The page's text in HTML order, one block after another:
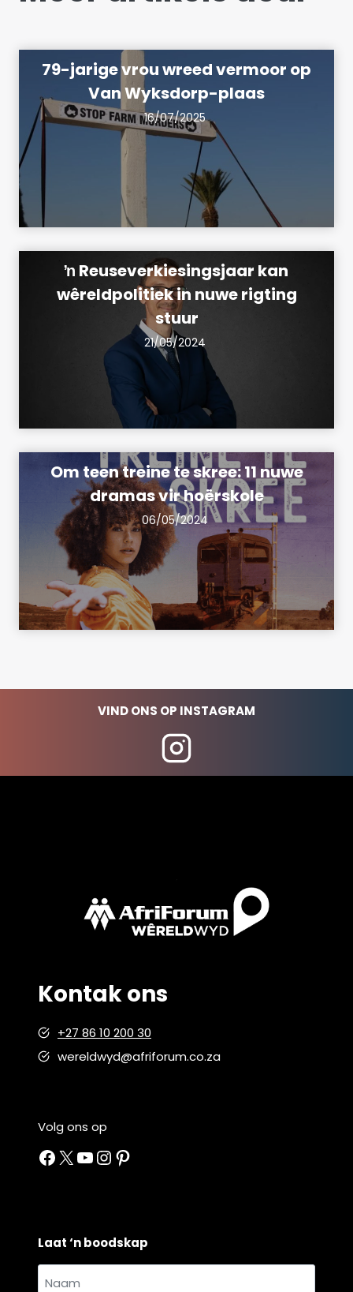
79-jarige vrou wreed vermoor op
Van Wyksdorp-plaas
16/07/2025
ŉ Reuseverkiesingsjaar kan
wêreldpolitiek in nuwe rigting
stuur
21/05/2024
Om teen treine te skree: 11 nuwe
dramas vir hoërskole
06/05/2024
VIND ONS OP INSTAGRAM
Kontak ons
+27 86 10 200 30
wereldwyd@afriforum.co.za
Volg ons op
Facebook
X YouTube
Instagram
Pinterest
Laat ‘n boodskap